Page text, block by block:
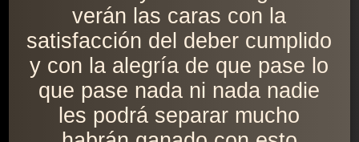
verán las caras con la
satisfacción del deber cumplido
y con la alegría de que pase lo
que pase nada ni nada nadie
les podrá separar mucho